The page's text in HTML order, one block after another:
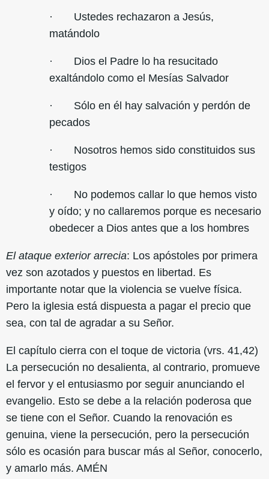
· Ustedes rechazaron a Jesús,
matándolo
· Dios el Padre lo ha resucitado
exaltándolo como el Mesías Salvador
· Sólo en él hay salvación y perdón de
pecados
· Nosotros hemos sido constituidos sus
testigos
· No podemos callar lo que hemos visto
y oído; y no callaremos porque es necesario
obedecer a Dios antes que a los hombres
El ataque exterior arrecia: Los apóstoles por primera
vez son azotados y puestos en libertad. Es
importante notar que la violencia se vuelve física.
Pero la iglesia está dispuesta a pagar el precio que
sea, con tal de agradar a su Señor.
El capítulo cierra con el toque de victoria (vrs. 41,42)
La persecución no desalienta, al contrario, promueve
el fervor y el entusiasmo por seguir anunciando el
evangelio. Esto se debe a la relación poderosa que
se tiene con el Señor. Cuando la renovación es
genuina, viene la persecución, pero la persecución
sólo es ocasión para buscar más al Señor, conocerlo,
y amarlo más. AMÉN